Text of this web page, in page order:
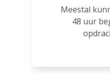
Meestal
48 uur